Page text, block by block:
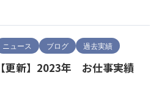
ニュース ブログ 過去実績
【更新】2023年 お仕事実績